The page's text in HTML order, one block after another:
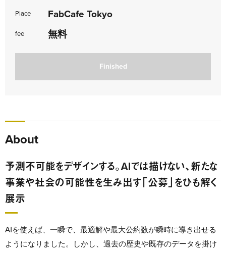
Place FabCafe Tokyo
fee 無料
Finished
About
予測不可能をデザインする。AIでは描けない、新たな
事業や社会の可能性を生み出す「公募」をひも解く
展示
AIを使えば、一瞬で、最適解や最大公約数が瞬時に導き出せる
ようになりました。しかし、過去の歴史や既存のデータを掛け